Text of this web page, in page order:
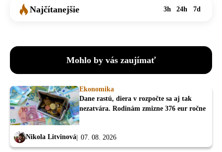
Najčítanejšie 3h 24h 7d
Mohlo by vás zaujímať
Ekonomika
Dane rastú, diera v rozpočte sa aj tak
nezatvára. Rodinám zmizne 376 eur ročne
Nikola Litvinová 07. 08. 2026